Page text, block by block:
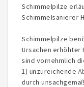
Schimmelpilze
Schimmelsanierer
Schimmelpilze
Ursachen erhöhter
sind vornehmlich
1) unzureichende
durch